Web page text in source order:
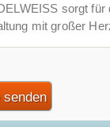
sorgt für
mit großer
senden